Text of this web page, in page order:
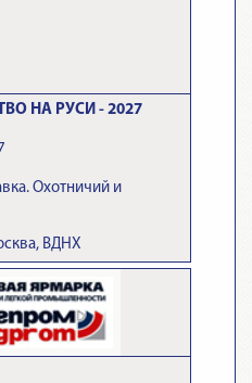
НА РУСИ - 2027
Охотничий и
ВДНХ